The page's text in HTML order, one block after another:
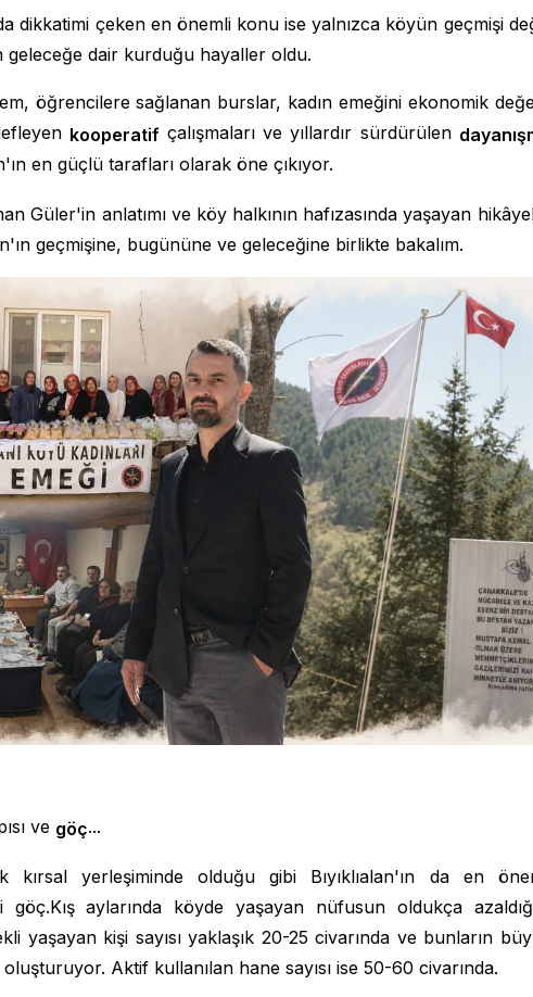
dikkatimi çeken en önemli konu ise yalnızca köyün geçmişi
geleceğe dair kurduğu hayaller oldu.
öğrencilere sağlanan burslar, kadın emeğini ekonomik
kooperatif çalışmaları ve yıllardır sürdürülen
en güçlü tarafları olarak öne çıkıyor.
Güler'in anlatımı ve köy halkının hafızasında yaşayan
geçmişine, bugününe ve geleceğine birlikte bakalım.
ve göç...
kırsal yerleşiminde olduğu gibi Bıyıklıalan'ın da en
göç.Kış aylarında köyde yaşayan nüfusun oldukça
yaşayan kişi sayısı yaklaşık 20-25 civarında ve bunların
Aktif kullanılan hane sayısı ise 50-60 civarında.